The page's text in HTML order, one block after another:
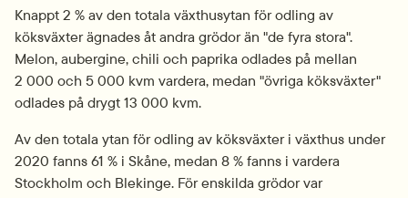
Knappt 2 % av den totala växthusytan för odling av
köksväxter ägnades åt andra grödor än "de fyra stora".
Melon, aubergine, chili och paprika odlades på mellan
2 000 och 5 000 kvm vardera, medan "övriga köksväxter"
odlades på drygt 13 000 kvm.
Av den totala ytan för odling av köksväxter i växthus under
2020 fanns 61 % i Skåne, medan 8 % fanns i vardera
Stockholm och Blekinge. För enskilda grödor var